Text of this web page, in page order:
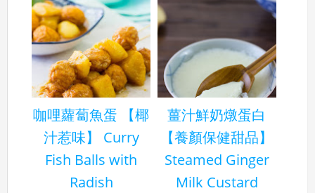
咖哩蘿蔔魚蛋 【椰
汁惹味】 Curry
Fish Balls with
Radish
薑汁鮮奶燉蛋白
【養顏保健甜品】
Steamed Ginger
Milk Custard